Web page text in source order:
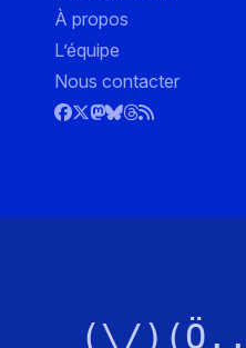
À propos
L’équipe
Nous contacter
(\/